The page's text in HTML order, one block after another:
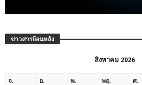
ข่าวสารย้อนหลัง
สิงหาคม 2026
จ. อ. พ. พฤ. ศ.